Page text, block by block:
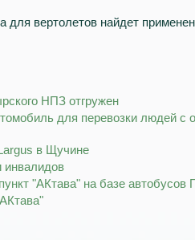
вертолетов найдет
НПЗ отгружен
для перевозки людей с
в Щучине
инвалидов
"АКтава" на базе автобусов